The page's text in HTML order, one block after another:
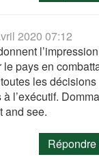
2020 07:12
le pays en
les
l’exécutif.
and see.